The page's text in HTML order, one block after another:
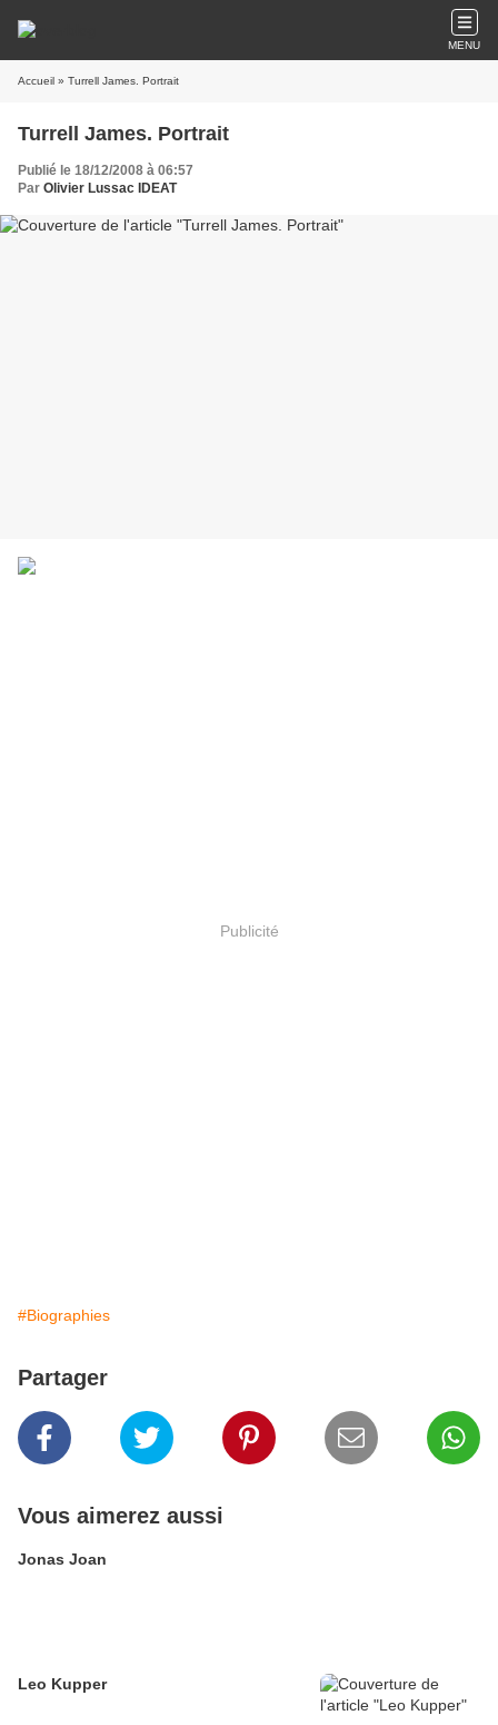
MENU
Accueil » Turrell James. Portrait
Turrell James. Portrait
Publié le 18/12/2008 à 06:57
Par Olivier Lussac IDEAT
Publicité
#Biographies
Partager
Vous aimerez aussi
Jonas Joan
Leo Kupper